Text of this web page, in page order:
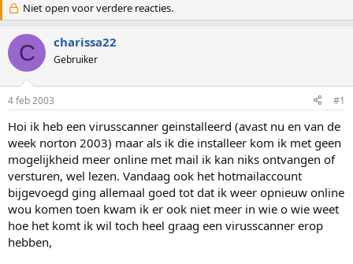
d
e
r
w
e
p
s
t
a
r
t
e
r
a
r
d
a
m
Niet open voor verdere reacties.
C charissa22
Gebruiker
4 feb 2003 #1
Hoi ik heb een virusscanner geinstalleerd (avast nu en van de
week norton 2003) maar als ik die installeer kom ik met geen
mogelijkheid meer online met mail ik kan niks ontvangen of
versturen, wel lezen. Vandaag ook het hotmailaccount
bijgevoegd ging allemaal goed tot dat ik weer opnieuw online
wou komen toen kwam ik er ook niet meer in wie o wie weet
hoe het komt ik wil toch heel graag een virusscanner erop
hebben,